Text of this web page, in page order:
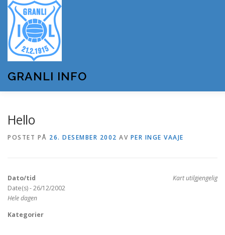
innhold
GRANLI INFO
OM GRANLI INFO
Hello
POSTET PÅ 26. DESEMBER 2002 AV PER INGE VAAJE
Kart utilgjengelig
Dato/tid
Date(s) - 26/12/2002
Hele dagen
Kategorier